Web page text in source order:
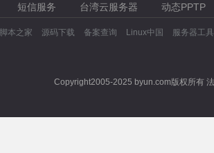
短信服务 台湾云服务器 动态PPTP
脚本之家 源码下载 备案查询 Linux中国 服务器工具
Copyright2005-2025 byun.com版权所有